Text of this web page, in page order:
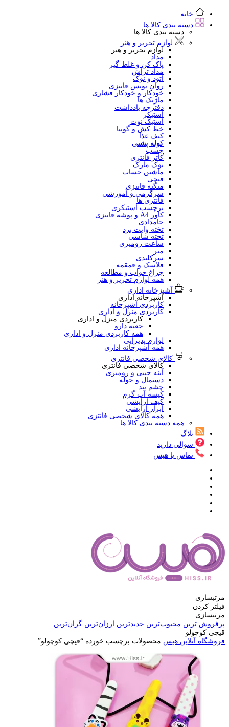
خانه
دسته بندی کالا ها
دسته بندی کالا ها
لوازم تحریر و هنر
لوازم تحریر و هنر
مداد
پاک کن و غلط گیر
مداد تراش
اتود و نوک
روان نویس فانتزی
خودکار و خودکار فشاری
ماژیک ها
دفترچه یادداشت
استیکر
استیک نوت
خط کش و گونیا
کیف غذا
کوله پشتی
چسب
کاتر فانتزی
بوک مارک
ماشین حساب
قیچی
منگنه فانتزی
سرگرمی و آموزشی
فانتزی ها
برچسب استیکری
کاور A4 و پوشه فانتزی
جامدادی
تخته وایت برد
تخته شاسی
ساعت رومیزی
متر
سرکلیدی
فلاسک و قمقمه
چراغ خواب و مطالعه
همه لوازم تحریر و هنر
آشپزخانه اداری
آشپزخانه اداری
کاربردی آشپزخانه
کاربردی منزل و اداری
کاربردی منزل و اداری
جعبه دارو
همه کاربردی منزل و اداری
لوازم پذیرایی
همه آشپزخانه اداری
کالای شخصی فانتزی
کالای شخصی فانتزی
آینه جیبی و رومیزی
دستمال و حوله
چشم بند
کیسه آب گرم
کیف آرایشی
ابزار آرایشی
همه کالای شخصی فانتزی
همه دسته بندی کالا ها
بلاگ
سوالی دارید
تماس با هیس
مرتبسازی
فیلتر کردن
مرتبسازی
پرفروش ترین محبوب‌ترین جدیدترین ارزان‌ترین گران‌ترین
قیچی کوچولو
فروشگاه آنلاین هیس محصولات برچسب خورده “قیچی کوچولو”